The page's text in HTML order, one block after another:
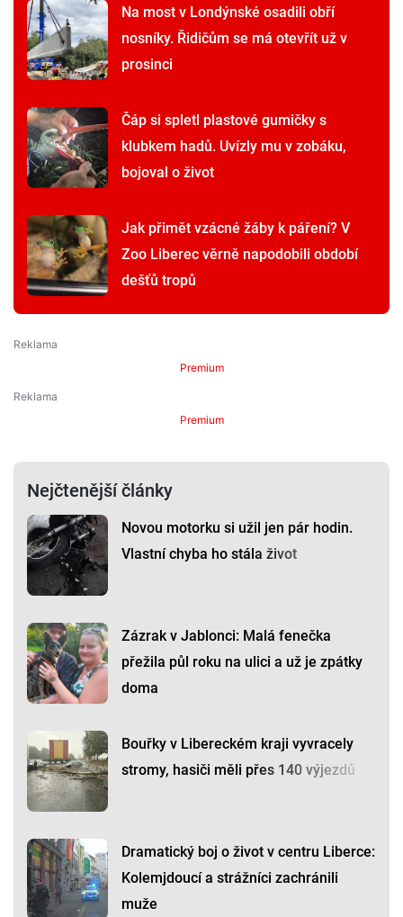
Na most v Londýnské osadili obří
nosníky. Řidičům se má otevřít už v
prosinci
Čáp si spletl plastové gumičky s
klubkem hadů. Uvízly mu v zobáku,
bojoval o život
Jak přimět vzácné žáby k páření? V
Zoo Liberec věrně napodobili období
dešťů tropů
Premium
Premium
Nejčtenější články
Novou motorku si užil jen pár hodin.
Vlastní chyba ho stála život
Zázrak v Jablonci: Malá fenečka
přežila půl roku na ulici a už je zpátky
doma
Bouřky v Libereckém kraji vyvracely
stromy, hasiči měli přes 140 výjezdů
Dramatický boj o život v centru Liberce:
Kolemjdoucí a strážníci zachránili
muže